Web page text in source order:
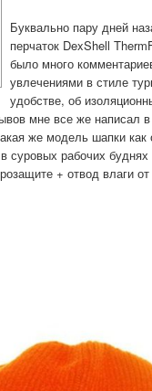
Буквально пару дней
перчаток DexShell
было много
увлечениями в стиле
удобстве, об
мне все же написал
же модель шапки
суровых рабочих
+ отвод влаги